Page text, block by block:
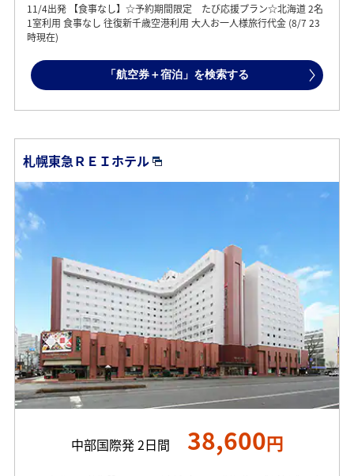
11/4出発 【食事なし】☆予約期間限定 たび応援プラン☆北海道 2名
1室利用 食事なし 往復新千歳空港利用 大人お一人様旅行代金 (8/7 23
時現在)
「航空券＋宿泊」を検索する
札幌東急ＲＥＩホテル
中部国際発 2日間 38,600円